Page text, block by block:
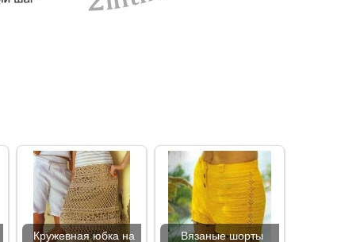
Кружевная юбка на Вязаные шорты